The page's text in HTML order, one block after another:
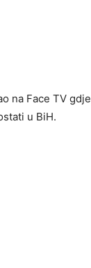
na Face TV
u BiH.